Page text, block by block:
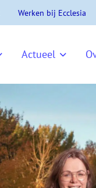
Werken bij Ecclesia
Actueel